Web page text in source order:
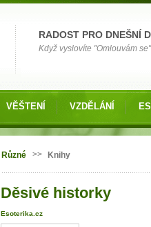
RADOST PRO DNEŠNÍ
Když vyslovíte "Omlouvám
VĚŠTENÍ VZDĚLÁNÍ
Jste zde
Různé >> Knihy
Děsivé historky
Esoterika.cz